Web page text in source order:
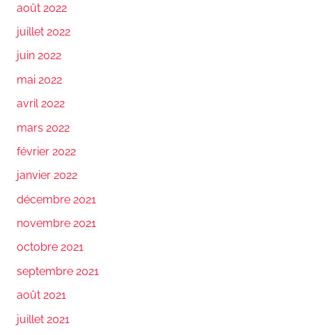
août 2022
juillet 2022
juin 2022
mai 2022
avril 2022
mars 2022
février 2022
janvier 2022
décembre 2021
novembre 2021
octobre 2021
septembre 2021
août 2021
juillet 2021